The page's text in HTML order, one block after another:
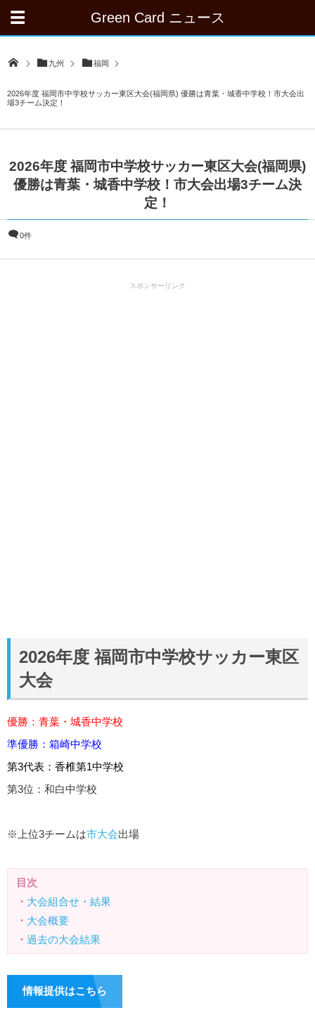
Green Card ニュース
九州 福岡
2026年度 福岡市中学校サッカー東区大会(福岡県) 優勝は青葉・城香中学校！市大会出
場3チーム決定！
2026年度 福岡市中学校サッカー東区大会(福岡県)
優勝は青葉・城香中学校！市大会出場3チーム決
定！
0件
スポンサーリンク
2026年度 福岡市中学校サッカー東区
大会
優勝：青葉・城香中学校
準優勝：箱崎中学校
第3代表：香椎第1中学校
第3位：和白中学校
※上位3チームは市大会出場
目次
・ 大会組合せ・結果
・ 大会概要
・ 過去の大会結果
情報提供はこちら